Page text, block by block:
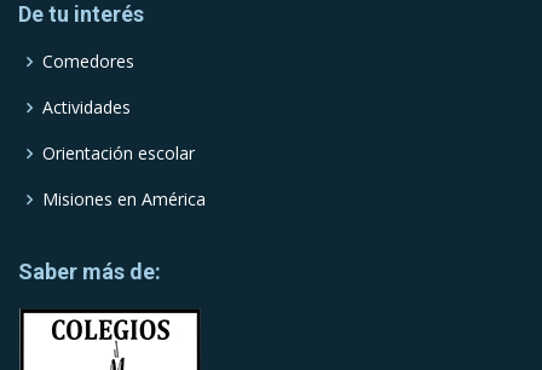
De tu interés
Comedores
Actividades
Orientación escolar
Misiones en América
Saber más de: